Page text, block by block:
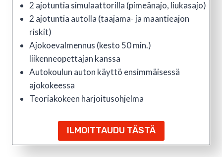
2 ajotuntia simulaattorilla (pimeänajo, liukasajo)
2 ajotuntia autolla (taajama- ja maantieajon
riskit)
Ajokoevalmennus (kesto 50 min.)
liikenneopettajan kanssa
Autokoulun auton käyttö ensimmäisessä
ajokokeessa
Teoriakokeen harjoitusohjelma
ILMOITTAUDU TÄSTÄ